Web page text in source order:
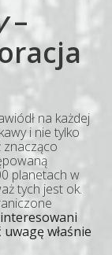
–
na każdej
i nie tylko
znacząco
planetach w
tych jest ok.
właśnie